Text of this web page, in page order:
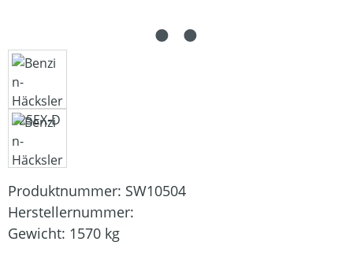
Produktnummer: SW10504
Herstellernummer:
Gewicht: 1570 kg